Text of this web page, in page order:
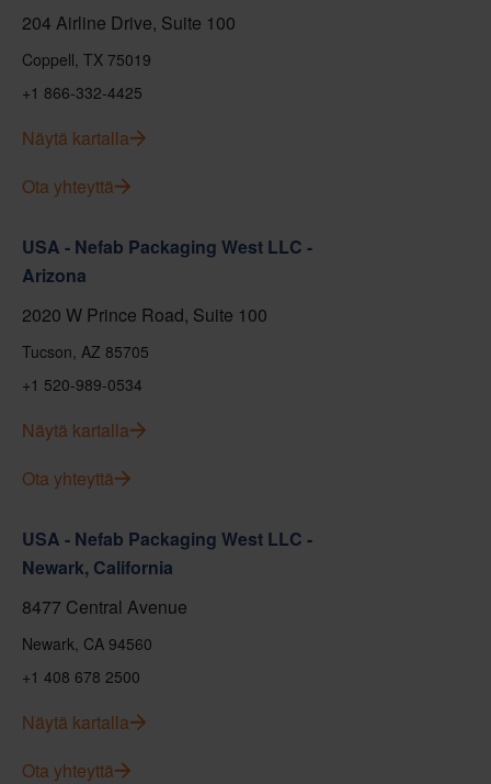
204 Airline Drive, Suite 100
Coppell, TX 75019
+1 866-332-4425
Näytä kartalla
Ota yhteyttä
USA - Nefab Packaging West LLC -
Arizona
2020 W Prince Road, Suite 100
Tucson, AZ 85705
+1 520-989-0534
Näytä kartalla
Ota yhteyttä
USA - Nefab Packaging West LLC -
Newark, California
8477 Central Avenue
Newark, CA 94560
+1 408 678 2500
Näytä kartalla
Ota yhteyttä